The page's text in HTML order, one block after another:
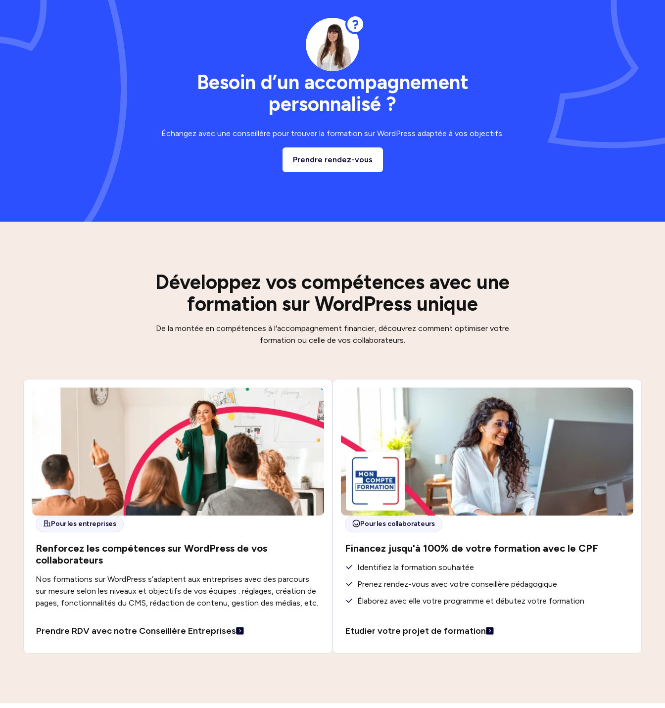
Besoin d’un accompagnement
personnalisé ?
Échangez avec une conseillère pour trouver la formation sur WordPress adaptée à vos objectifs.
Prendre rendez-vous
Développez vos compétences avec une
formation sur WordPress unique
De la montée en compétences à l'accompagnement financier, découvrez comment optimiser votre
formation ou celle de vos collaborateurs.
Pour les entreprises
Renforcez les compétences sur WordPress de vos
collaborateurs
Nos formations sur WordPress s’adaptent aux entreprises avec des parcours
sur mesure selon les niveaux et objectifs de vos équipes : réglages, création de
pages, fonctionnalités du CMS, rédaction de contenu, gestion des médias, etc.
Prendre RDV avec notre Conseillère Entreprises
Pour les collaborateurs
Financez jusqu'à 100% de votre formation avec le CPF
Identifiez la formation souhaitée
Prenez rendez-vous avec votre conseillère pédagogique
Élaborez avec elle votre programme et débutez votre formation
Etudier votre projet de formation